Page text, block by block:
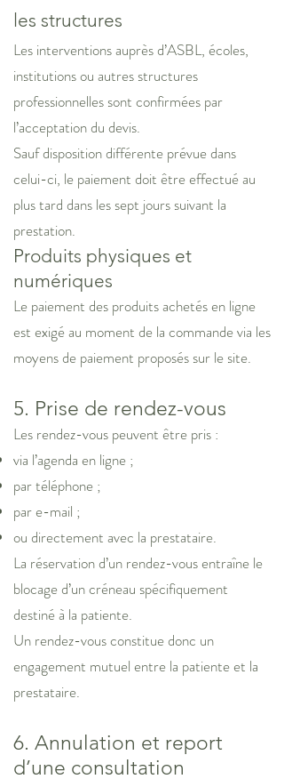
les structures
Les interventions auprès d’ASBL, écoles,
institutions ou autres structures
professionnelles sont confirmées par
l’acceptation du devis.
Sauf disposition différente prévue dans
celui-ci, le paiement doit être effectué au
plus tard dans les sept jours suivant la
prestation.
Produits physiques et
numériques
Le paiement des produits achetés en ligne
est exigé au moment de la commande via les
moyens de paiement proposés sur le site.
5. Prise de rendez-vous
Les rendez-vous peuvent être pris :
via l’agenda en ligne ;
par téléphone ;
par e-mail ;
ou directement avec la prestataire.
La réservation d’un rendez-vous entraîne le
blocage d’un créneau spécifiquement
destiné à la patiente.
Un rendez-vous constitue donc un
engagement mutuel entre la patiente et la
prestataire.
6. Annulation et report
d’une consultation